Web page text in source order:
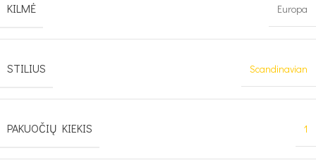
KILMĖ Europa
STILIUS Scandinavian
PAKUOČIŲ KIEKIS 1